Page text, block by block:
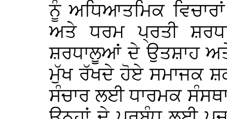
ਨੂੰ ਅਧਿਆਤਮਿਕ
ਅਤੇ ਧਰਮ ਪ੍ਰਤੀ
ਸ਼ਰਧਾਲੂਆਂ ਦੇ ਉਤਸ਼ਾਹ
ਮੁੱਖ ਰੱਖਦੇ ਹੋਏ ਸਮਾਜਕ
ਸੰਚਾਰ ਲਈ ਧਾਰਮਕ